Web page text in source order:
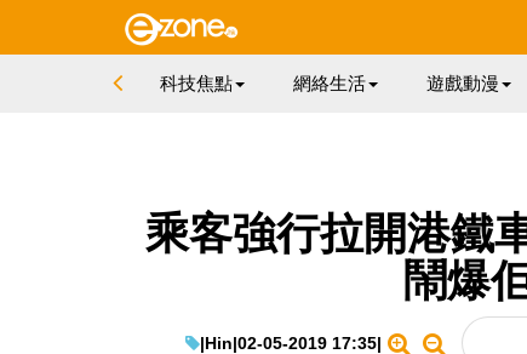
科技焦點 網絡生活 遊戲動漫
乘客強行拉開港鐵
鬧爆
|Hin|02-05-2019 17:35|